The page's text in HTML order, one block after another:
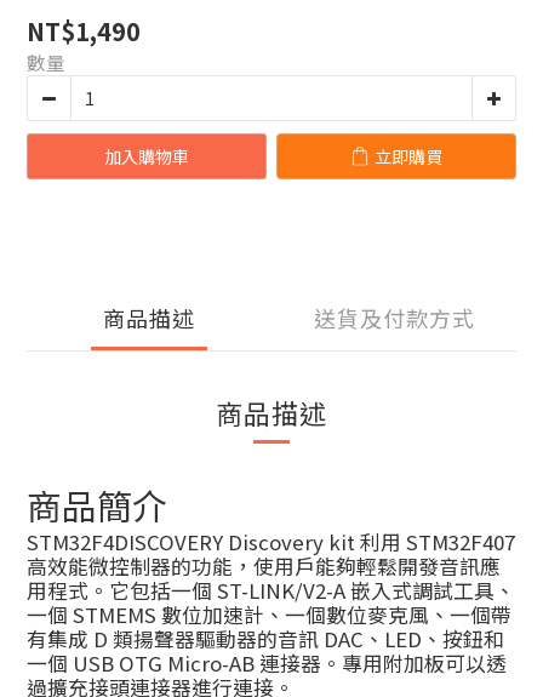
NT$1,490
數量
加入購物車 立即購買
商品描述 送貨及付款方式
商品描述
商品簡介
STM32F4DISCOVERY Discovery kit 利用 STM32F407
高效能微控制器的功能，使用戶能夠輕鬆開發音訊應
用程式。它包括一個 ST-LINK/V2-A 嵌入式調試工具、
一個 STMEMS 數位加速計、一個數位麥克風、一個帶
有集成 D 類揚聲器驅動器的音訊 DAC、LED、按鈕和
一個 USB OTG Micro-AB 連接器。專用附加板可以透
過擴充接頭連接器進行連接。